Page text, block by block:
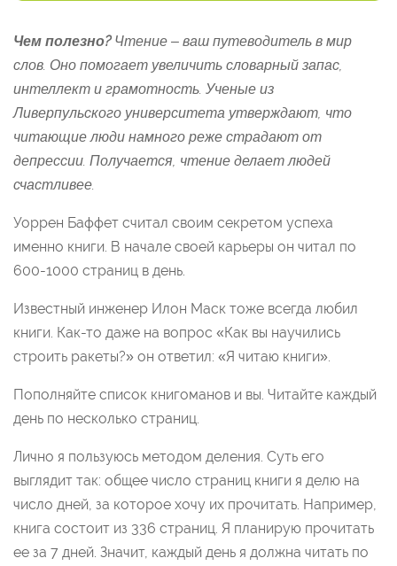
Чем полезно?Чтение – ваш путеводитель в мир
слов. Оно помогает увеличить словарный запас,
интеллект и грамотность. Ученые из
Ливерпульского университета утверждают, что
читающие люди намного реже страдают от
депрессии. Получается, чтение делает людей
счастливее.
Уоррен Баффет считал своим секретом успеха
именно книги. В начале своей карьеры он читал по
600-1000 страниц в день.
Известный инженер Илон Маск тоже всегда любил
книги. Как-то даже на вопрос «Как вы научились
строить ракеты?» он ответил: «Я читаю книги».
Пополняйте список книгоманов и вы. Читайте каждый
день по несколько страниц.
Лично я пользуюсь методом деления. Суть его
выглядит так: общее число страниц книги я делю на
число дней, за которое хочу их прочитать. Например,
книга состоит из 336 страниц. Я планирую прочитать
ее за 7 дней. Значит, каждый день я должна читать по